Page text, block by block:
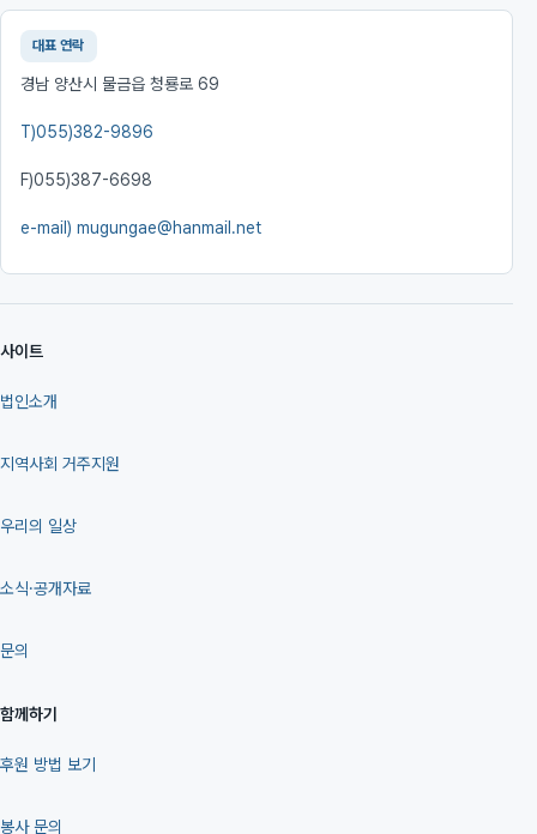
대표 연락
경남 양산시 물금읍 청룡로 69
T)055)382-9896
F)055)387-6698
e-mail) mugungae@hanmail.net
사이트
법인소개
지역사회 거주지원
우리의 일상
소식·공개자료
문의
함께하기
후원 방법 보기
봉사 문의